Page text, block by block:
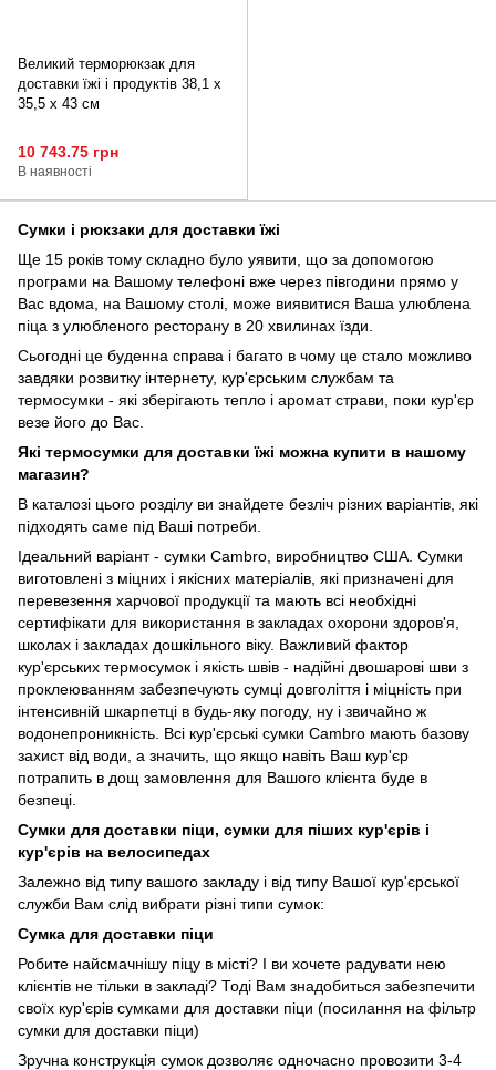
Великий терморюкзак для
доставки їжі і продуктів 38,1 x
35,5 x 43 см
10 743.75 грн
В наявності
Сумки і рюкзаки для доставки їжі
Ще 15 років тому складно було уявити, що за допомогою
програми на Вашому телефоні вже через півгодини прямо у
Вас вдома, на Вашому столі, може виявитися Ваша улюблена
піца з улюбленого ресторану в 20 хвилинах їзди.
Сьогодні це буденна справа і багато в чому це стало можливо
завдяки розвитку інтернету, кур'єрським службам та
термосумки - які зберігають тепло і аромат страви, поки кур'єр
везе його до Вас.
Які термосумки для доставки їжі можна купити в нашому
магазин?
В каталозі цього розділу ви знайдете безліч різних варіантів, які
підходять саме під Ваші потреби.
Ідеальний варіант - сумки Cambro, виробництво США. Сумки
виготовлені з міцних і якісних матеріалів, які призначені для
перевезення харчової продукції та мають всі необхідні
сертифікати для використання в закладах охорони здоров'я,
школах і закладах дошкільного віку. Важливий фактор
кур'єрських термосумок і якість швів - надійні двошарові шви з
проклеюванням забезпечують сумці довголіття і міцність при
інтенсивній шкарпетці в будь-яку погоду, ну і звичайно ж
водонепроникність. Всі кур'єрські сумки Cambro мають базову
захист від води, а значить, що якщо навіть Ваш кур'єр
потрапить в дощ замовлення для Вашого клієнта буде в
безпеці.
Сумки для доставки піци, сумки для піших кур'єрів і
кур'єрів на велосипедах
Залежно від типу вашого закладу і від типу Вашої кур'єрської
служби Вам слід вибрати різні типи сумок:
Сумка для доставки піци
Робите найсмачнішу піцу в місті? І ви хочете радувати нею
клієнтів не тільки в закладі? Тоді Вам знадобиться забезпечити
своїх кур'єрів сумками для доставки піци (посилання на фільтр
сумки для доставки піци)
Зручна конструкція сумок дозволяє одночасно провозити 3-4